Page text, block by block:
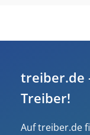
treiber.de
Treiber!
Auf treiber.de